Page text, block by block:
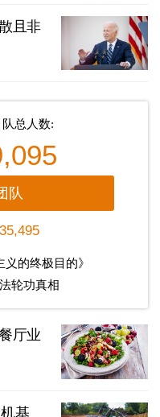
且非
总人数:
队
35,495
义的终极目的》
法轮功真相
厅业
基